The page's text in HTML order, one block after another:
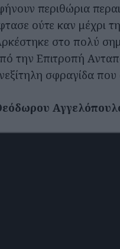
περιθώρια
ούτε καν μέχρι
στο πολύ
την Επιτροπή
σφραγίδα